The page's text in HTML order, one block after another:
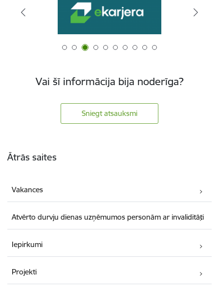
Vai šī informācija bija noderīga?
Sniegt atsauksmi
Ātrās saites
Vakances
Atvērto durvju dienas uzņēmumos personām ar invaliditāti
Iepirkumi
Projekti